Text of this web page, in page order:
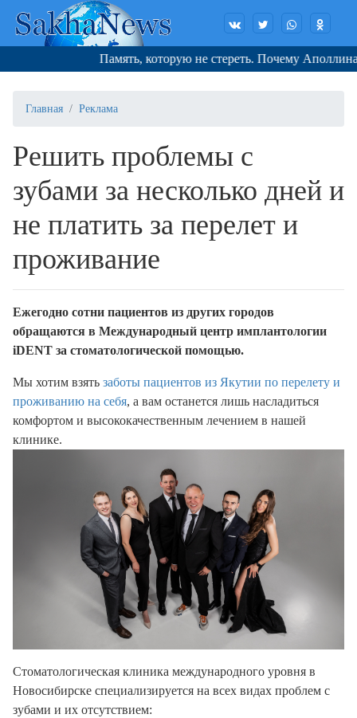
Память, которую не стереть. Почему
Главная Реклама
Решить проблемы с
зубами за несколько дней и
не платить за перелет и
проживание
Ежегодно сотни пациентов из других городов
обращаются в Международный центр имплантологии
iDENT за стоматологической помощью.
Мы хотим взять заботы пациентов из Якутии по перелету и
проживанию на себя, а вам останется лишь насладиться
комфортом и высококачественным лечением в нашей
клинике.
Стоматологическая клиника международного уровня в
Новосибирске специализируется на всех видах проблем с
зубами и их отсутствием: